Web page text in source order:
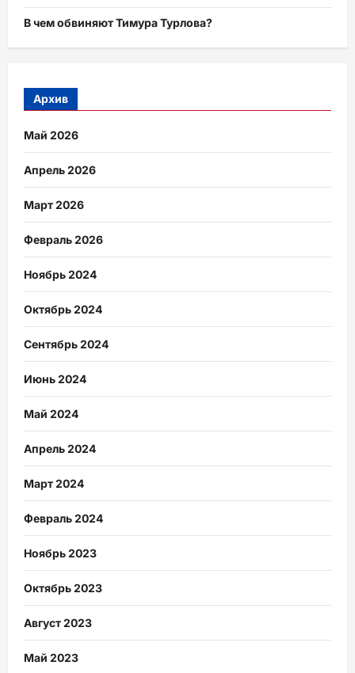
В чем обвиняют Тимура Турлова?
Архив
Май 2026
Апрель 2026
Март 2026
Февраль 2026
Ноябрь 2024
Октябрь 2024
Сентябрь 2024
Июнь 2024
Май 2024
Апрель 2024
Март 2024
Февраль 2024
Ноябрь 2023
Октябрь 2023
Август 2023
Май 2023